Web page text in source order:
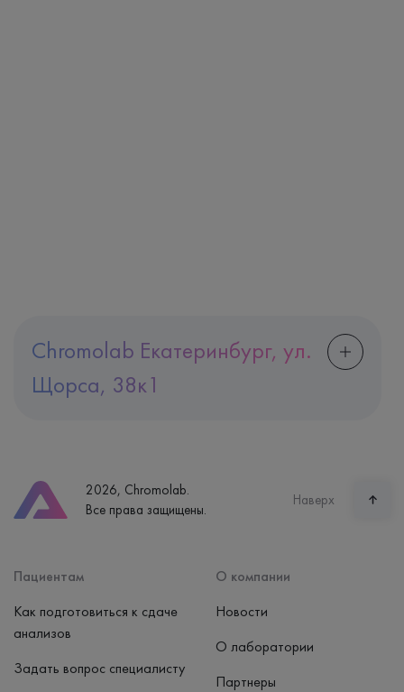
Chromolab Екатеринбург, ул.
Щорса, 38к1
Часы работы
пн-вс: 7:30-15:00
2026, Chromolab.
Все права защищены.
Наверх
Пациентам
Как подготовиться к сдаче
анализов
Задать вопрос специалисту
О компании
Новости
О лаборатории
Партнеры